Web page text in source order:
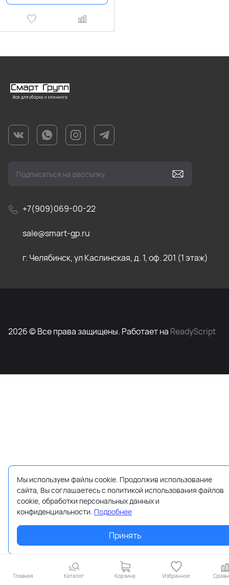
Все для уборки и клининга
+7(909)069-00-22
sale@smart-gp.ru
г. Челябинск, ул Каслинская, д. 1, оф. 201 (1 этаж)
2026 © Все права защищены. Работает на ReadyScript
Главная Каталог Корзина Избранное
Мы используем файлы cookie. Продолжив использование
сайта, Вы соглашаетесь с политикой использования файлов
cookie, обработки персональных данных и
конфиденциальности. Подробнее
Принять